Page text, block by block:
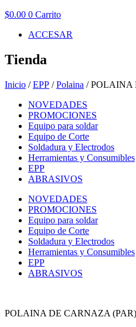
$0.00 0 Carrito
ACCESAR
Tienda
Inicio /EPP /Polaina / POLAINA
NOVEDADES
PROMOCIONES
Equipo para soldar
Equipo de Corte
Soldadura y Electrodos
Herramientas y Consumibles
EPP
ABRASIVOS
NOVEDADES
PROMOCIONES
Equipo para soldar
Equipo de Corte
Soldadura y Electrodos
Herramientas y Consumibles
EPP
ABRASIVOS
POLAINA DE CARNAZA (PAR)